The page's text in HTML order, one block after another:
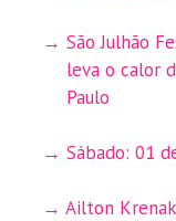
São Julhão
leva o calor
Paulo
Sábado: 01
Ailton